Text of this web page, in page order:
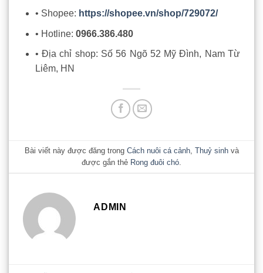
• Shopee: https://shopee.vn/shop/729072/
• Hotline: 0966.386.480
• Địa chỉ shop: Số 56 Ngõ 52 Mỹ Đình, Nam Từ
Liêm, HN
Bài viết này được đăng trong Cách nuôi cá cảnh, Thuỷ sinhvà
được gắn thẻ Rong đuôi chó
ADMIN